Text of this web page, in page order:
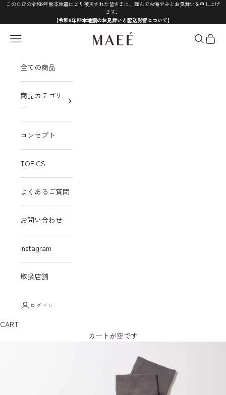
コンテンツへスキップ
このたびの令和8年熊本地震により被災された皆さまに、謹んでお悔やみとお見舞いを申し上げ
ます。
【令和8年熊本地震のお見舞いと配送影響について】
MAEÉ
メニュー 検索カート
全ての商品
商品カテゴリ
ー
コンセプト
TOPICS
よくあるご質問
お問い合わせ
instagram
取扱店舗
ログイン
CART
カートが空です